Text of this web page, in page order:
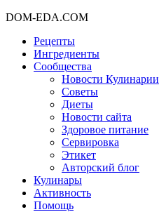
DOM-EDA.COM
Рецепты
Ингредиенты
Сообщества
Новости Кулинарии
Советы
Диеты
Новости сайта
Здоровое питание
Сервировка
Этикет
Авторский блог
Кулинары
Активность
Помощь